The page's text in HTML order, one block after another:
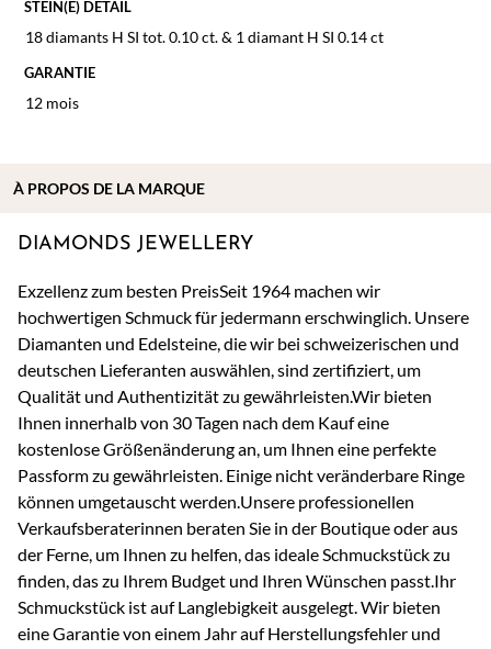
STEIN(E) DETAIL
18 diamants H SI tot. 0.10 ct. & 1 diamant H SI 0.14 ct
GARANTIE
12 mois
DIAMONDS JEWELLERY
Exzellenz zum besten PreisSeit 1964 machen wir
hochwertigen Schmuck für jedermann erschwinglich. Unsere
Diamanten und Edelsteine, die wir bei schweizerischen und
deutschen Lieferanten auswählen, sind zertifiziert, um
Qualität und Authentizität zu gewährleisten.Wir bieten
Ihnen innerhalb von 30 Tagen nach dem Kauf eine
kostenlose Größenänderung an, um Ihnen eine perfekte
Passform zu gewährleisten. Einige nicht veränderbare Ringe
können umgetauscht werden.Unsere professionellen
Verkaufsberaterinnen beraten Sie in der Boutique oder aus
der Ferne, um Ihnen zu helfen, das ideale Schmuckstück zu
finden, das zu Ihrem Budget und Ihren Wünschen passt.Ihr
Schmuckstück ist auf Langlebigkeit ausgelegt. Wir bieten
eine Garantie von einem Jahr auf Herstellungsfehler und
À PROPOS DE LA MARQUE